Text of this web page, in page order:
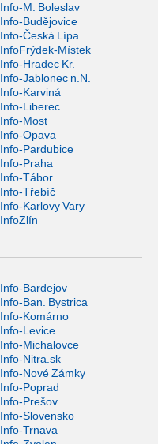
Info-M. Boleslav
Info-Budějovice
Info-Česká Lípa
InfoFrýdek-Místek
Info-Hradec Kr.
Info-Jablonec n.N.
Info-Karviná
Info-Liberec
Info-Most
Info-Opava
Info-Pardubice
Info-Praha
Info-Tábor
Info-Třebíč
Info-Karlovy Vary
InfoZlín
Info-Bardejov
Info-Ban. Bystrica
Info-Komárno
Info-Levice
Info-Michalovce
Info-Nitra.sk
Info-Nové Zámky
Info-Poprad
Info-Prešov
Info-Slovensko
Info-Trnava